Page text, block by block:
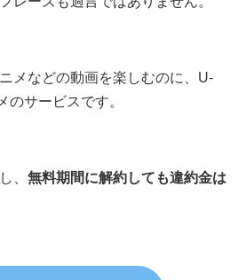
メなどの動画を楽しむのに、U-
のサービスです。
、 無料期間に解約しても違約金は